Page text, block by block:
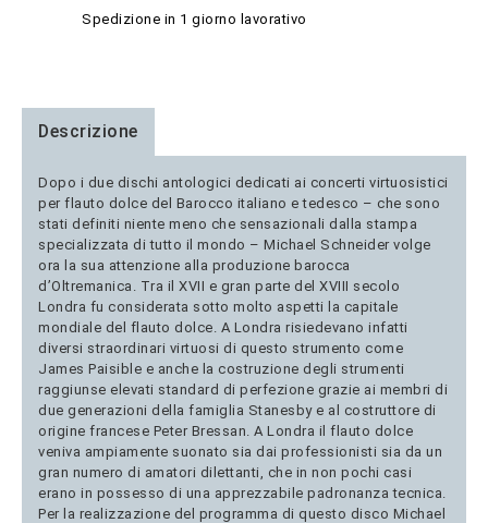
Spedizione in 1 giorno lavorativo
Descrizione
Dopo i due dischi antologici dedicati ai concerti virtuosistici
per flauto dolce del Barocco italiano e tedesco – che sono
stati definiti niente meno che sensazionali dalla stampa
specializzata di tutto il mondo – Michael Schneider volge
ora la sua attenzione alla produzione barocca
d’Oltremanica. Tra il XVII e gran parte del XVIII secolo
Londra fu considerata sotto molto aspetti la capitale
mondiale del flauto dolce. A Londra risiedevano infatti
diversi straordinari virtuosi di questo strumento come
James Paisible e anche la costruzione degli strumenti
raggiunse elevati standard di perfezione grazie ai membri di
due generazioni della famiglia Stanesby e al costruttore di
origine francese Peter Bressan. A Londra il flauto dolce
veniva ampiamente suonato sia dai professionisti sia da un
gran numero di amatori dilettanti, che in non pochi casi
erano in possesso di una apprezzabile padronanza tecnica.
Per la realizzazione del programma di questo disco Michael